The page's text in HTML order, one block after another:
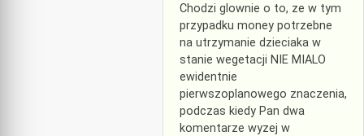
Chodzi glownie o to, ze w tym
przypadku money potrzebne
na utrzymanie dzieciaka w
stanie wegetacji NIE MIALO
ewidentnie
pierwszoplanowego znaczenia,
podczas kiedy Pan dwa
komentarze wyzej w